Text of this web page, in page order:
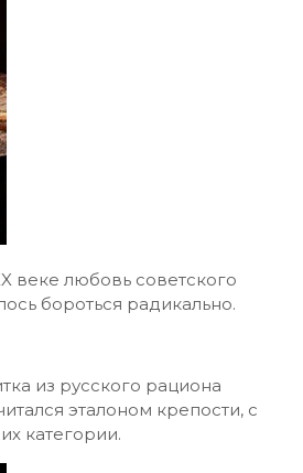
веке любовь советского
бороться радикально.
из русского рациона
эталоном крепости, с
категории.